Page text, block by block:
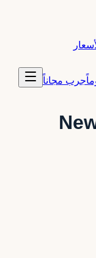
جرب مجاناً